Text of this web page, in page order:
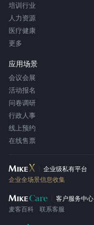
培训行业
人力资源
医疗健康
更多
应用场景
会议会展
活动报名
问卷调研
行政人事
线上预约
在线售票
企业级私有平台
企业全场景信息收集
客户服务中心
麦客百科
联系客服